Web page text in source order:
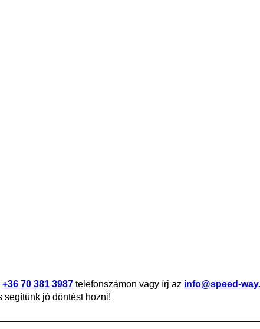
+36 70 381 3987telefonszámon vagy írj az info@speed-
jó döntést hozni!